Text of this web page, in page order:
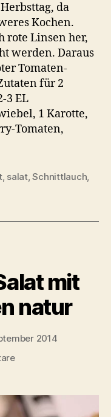
da
Kochen.
rote Linsen her,
werden. Daraus
Tomaten-
für 2
3 EL
1 Karotte,
Tomaten,
, salat,Schnittlauch,
mit
natur
2014
zu
mit
Putenstreifen